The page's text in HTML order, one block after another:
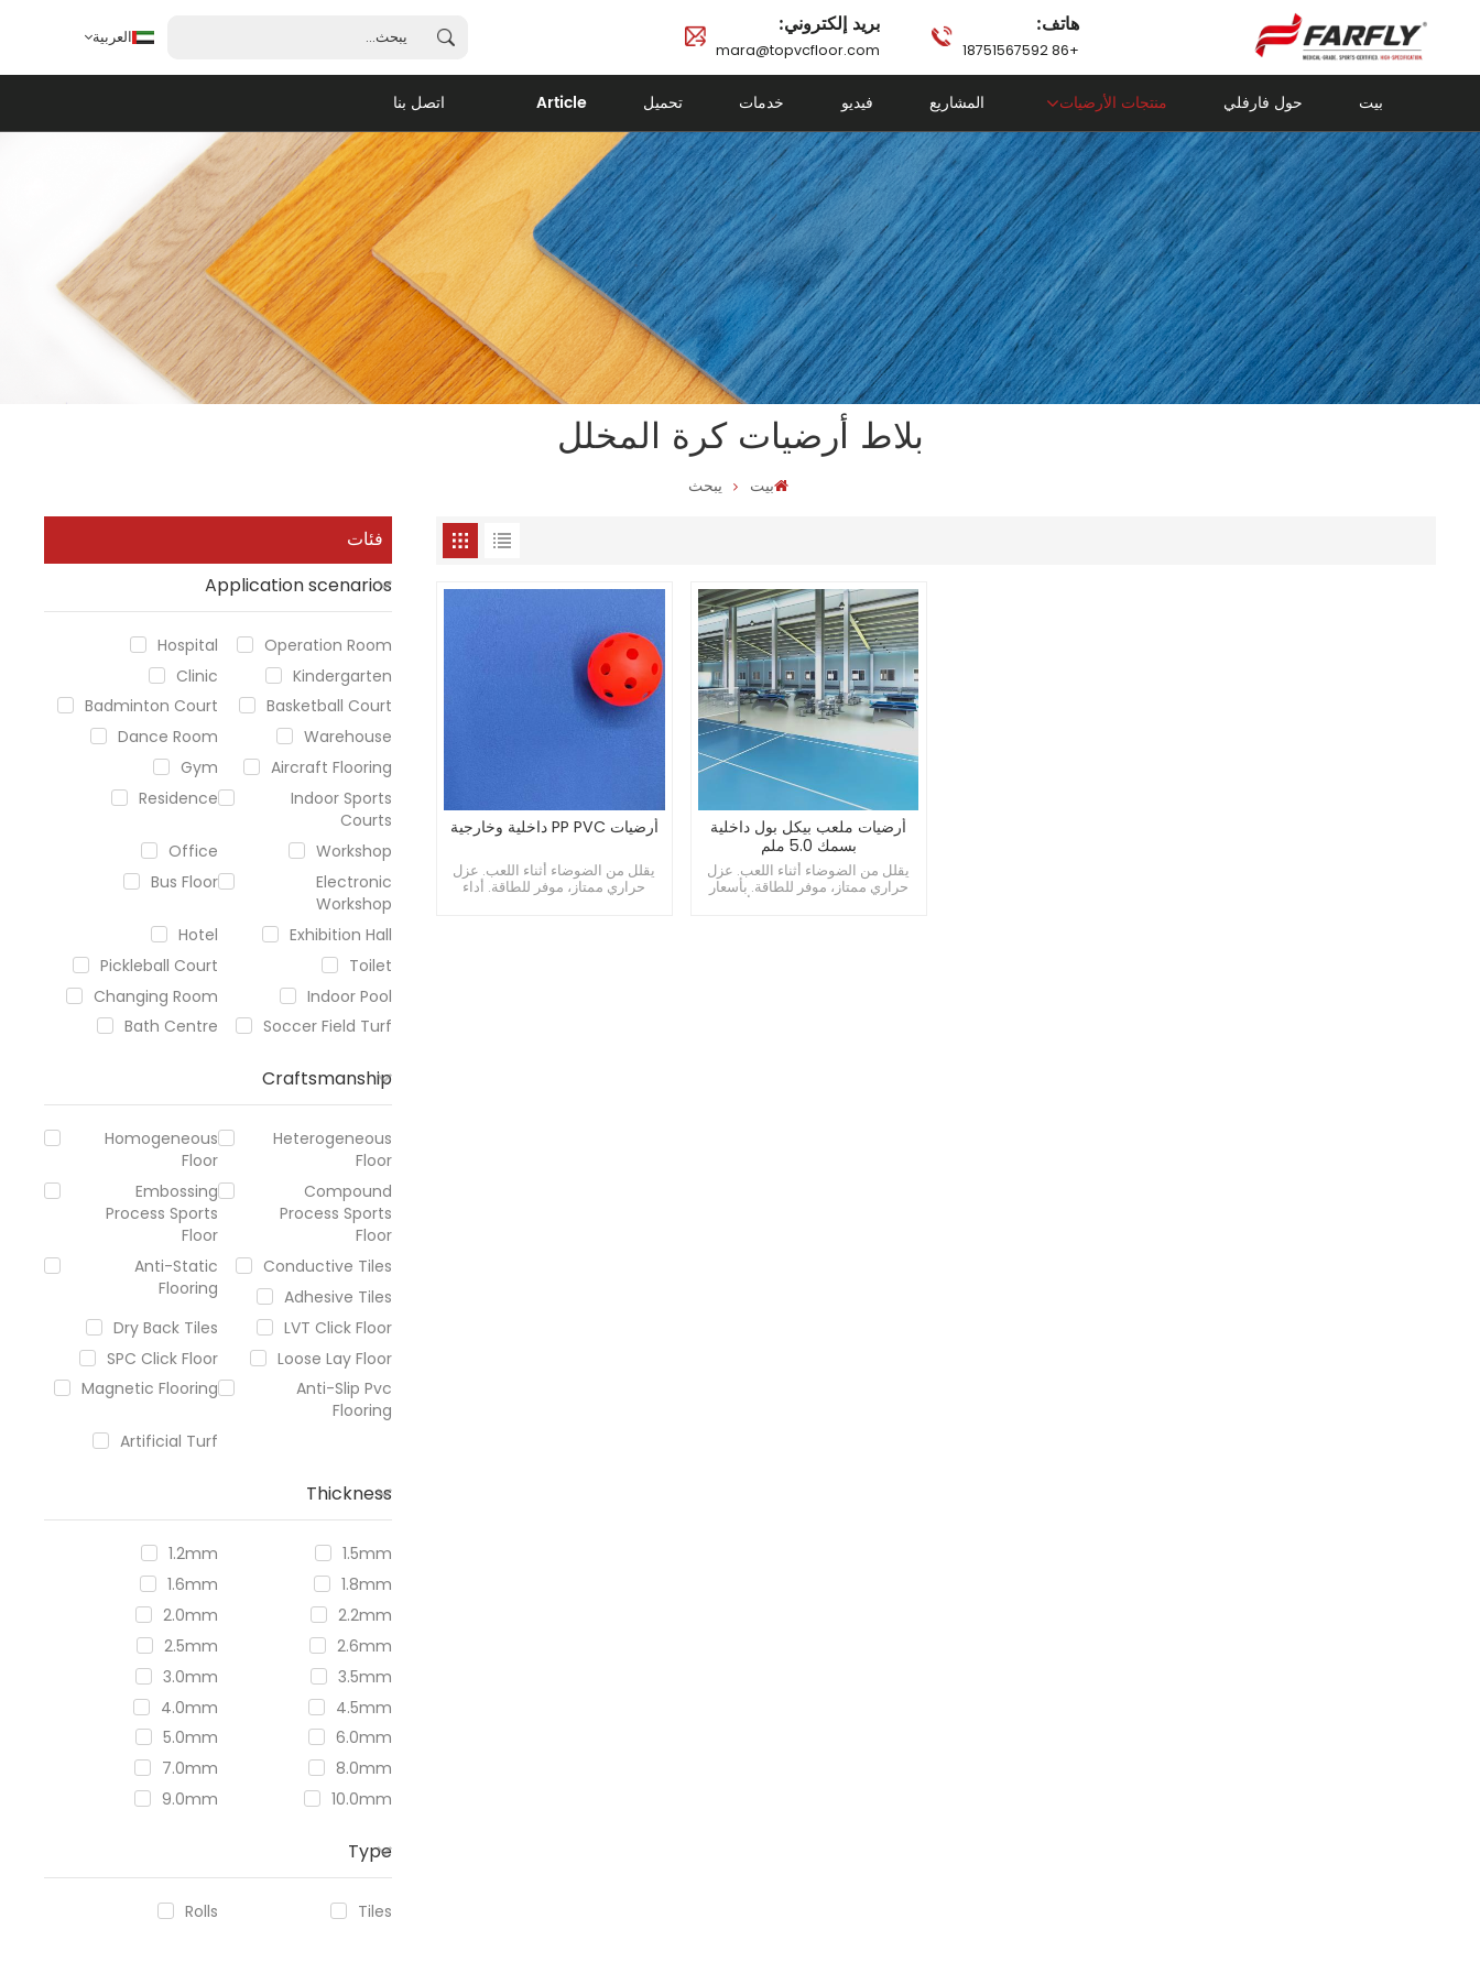
هاتف:
+86 18751567592
بريد إلكتروني:
mara@topvcfloor.com
العربية
العربية
français
español
português
بيت حول فارفلي منتجات الأرضيات المشاريع فيديو خدمات تحميل Article اتصل بنا
بلاط أرضيات كرة المخلل
بيت يبحث
فئات
Application scenarios
Hospital
Operation Room
Clinic
Kindergarten
Badminton Court
Basketball Court
Dance Room
Warehouse
Gym
Aircraft Flooring
Residence
Indoor Sports
Courts
Office
Workshop
Bus Floor
Electronic
Workshop
Hotel
Exhibition Hall
Pickleball Court
Toilet
Changing Room
Indoor Pool
Bath Centre
Soccer Field Turf
Craftsmanship
Homogeneous
Floor
Heterogeneous
Floor
Embossing
Process Sports
Floor
Compound
Process Sports
Floor
Anti-Static
Flooring
Conductive Tiles
Adhesive Tiles
Dry Back Tiles
LVT Click Floor
SPC Click Floor
Loose Lay Floor
Magnetic Flooring
Anti-Slip Pvc
Flooring
Artificial Turf
Thickness
1.2mm
1.5mm
1.6mm
1.8mm
2.0mm
2.2mm
2.5mm
2.6mm
3.0mm
3.5mm
4.0mm
4.5mm
5.0mm
6.0mm
7.0mm
8.0mm
9.0mm
10.0mm
Type
Rolls Tiles
أرضيات PP PVC داخلية وخارجية
يقلل من الضوضاء أثناء اللعب. عزل
حراري ممتاز، موفر للطاقة. أداء
أرضيات ملعب بيكل بول داخلية
بسمك 5.0 ملم
يقلل من الضوضاء أثناء اللعب. عزل
حراري ممتاز، موفر للطاقة. بأسعار
معقولة، وارتفاع تكلفة الأداء.